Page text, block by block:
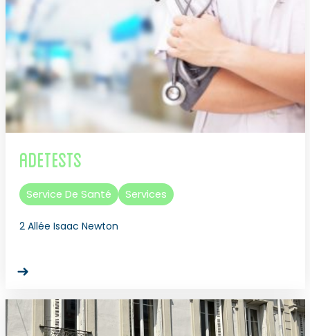
Adetests
Service De Santé Services
2 Allée Isaac Newton